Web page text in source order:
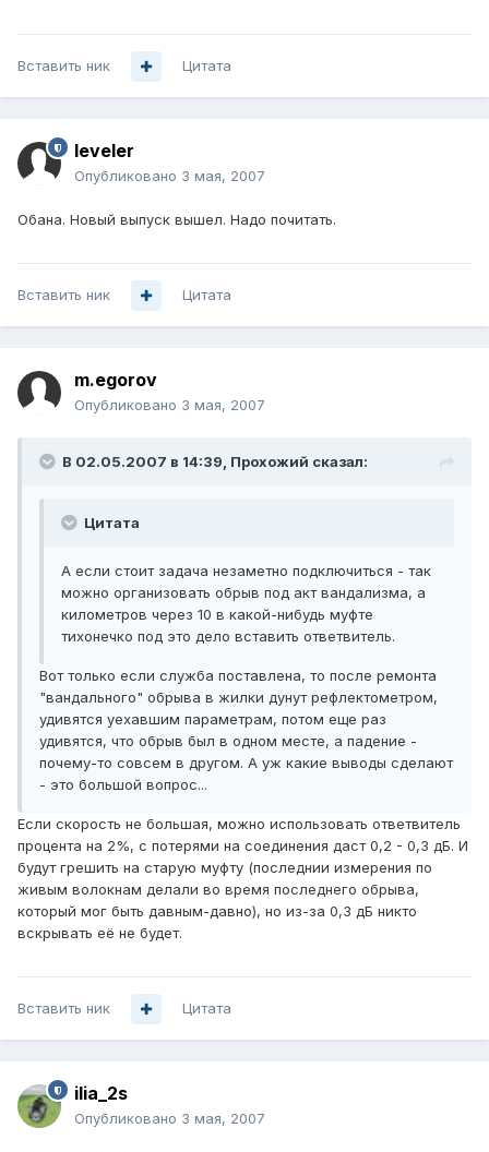
Вставить ник Цитата
leveler
Опубликовано 3 мая, 2007
Обана. Новый выпуск вышел. Надо почитать.
Вставить ник Цитата
m.egorov
Опубликовано 3 мая, 2007
В 02.05.2007 в 14:39, Прохожий сказал:
Цитата
А если стоит задача незаметно подключиться - так
можно организовать обрыв под акт вандализма, а
километров через 10 в какой-нибудь муфте
тихонечко под это дело вставить ответвитель.
Вот только если служба поставлена, то после ремонта
"вандального" обрыва в жилки дунут рефлектометром,
удивятся уехавшим параметрам, потом еще раз
удивятся, что обрыв был в одном месте, а падение -
почему-то совсем в другом. А уж какие выводы сделают
- это большой вопрос...
Если скорость не большая, можно использовать ответвитель
процента на 2%, с потерями на соединения даст 0,2 - 0,3 дБ. И
будут грешить на старую муфту (последнии измерения по
живым волокнам делали во время последнего обрыва,
который мог быть давным-давно), но из-за 0,3 дБ никто
вскрывать её не будет.
Вставить ник Цитата
ilia_2s
Опубликовано 3 мая, 2007